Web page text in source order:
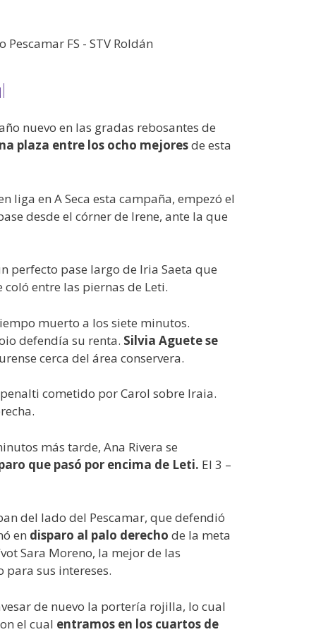
nuevo en las gradas rebosantes de
plaza entre los ocho mejoresde esta
liga en A Seca esta campaña, empezó el
desde el córner de Irene, ante la que
perfecto pase largo de Iria Saeta que
entre las piernas de Leti.
muerto a los siete minutos.
defendía su renta. Silvia Aguete se
cerca del área conservera.
cometido por Carol sobre Iraia.
más tarde, Ana Rivera se
que pasó por encima de Leti. El 3 –
del lado del Pescamar, que defendió
en disparo al palo derecho de la meta
Sara Moreno, la mejor de las
sus intereses.
de nuevo la portería rojilla, lo cual
el cual entramos en los cuartos de